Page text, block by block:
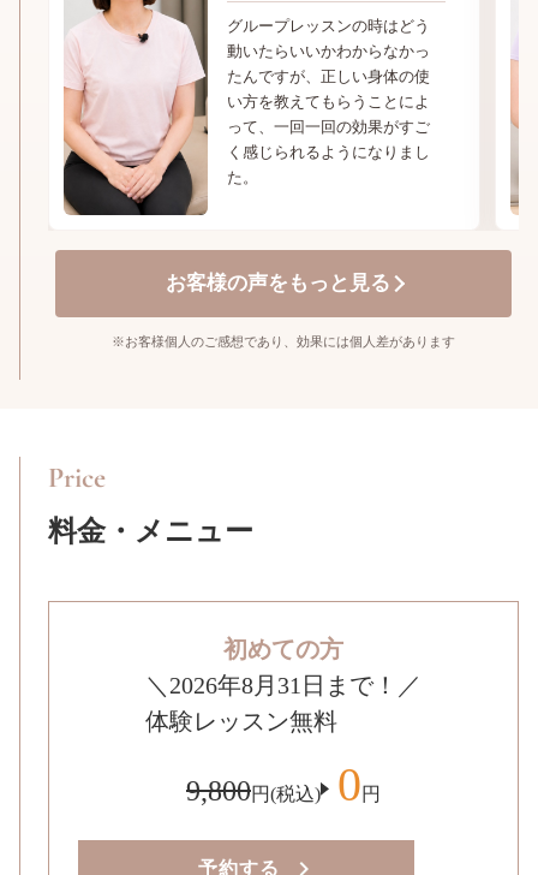
グループレッスンの時はどう
動いたらいいかわからなかっ
たんですが、正しい身体の使
い方を教えてもらうことによ
って、一回一回の効果がすご
く感じられるようになりまし
た。
お客様の声をもっと見る
※お客様個人のご感想であり、効果には個人差があります
Price
料金・メニュー
初めての方
＼2026年8月31日まで！／
体験レッスン無料
9,800円(税込) 0円
予約する